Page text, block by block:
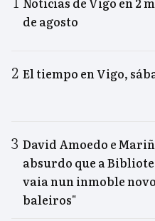
de agosto
El tiempo en Vigo,
David Amoedo e
absurdo que a
vaia nun inmoble
baleiros"